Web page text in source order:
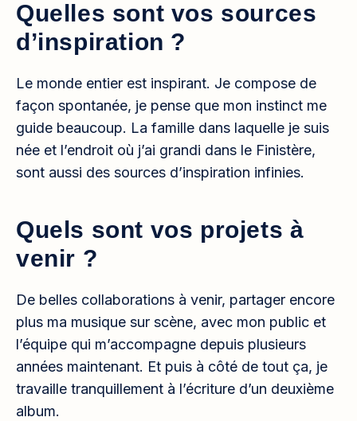
Quelles sont vos sources
d’inspiration ?
Le monde entier est inspirant. Je compose de
façon spontanée, je pense que mon instinct me
guide beaucoup. La famille dans laquelle je suis
née et l’endroit où j’ai grandi dans le Finistère,
sont aussi des sources d’inspiration infinies.
Quels sont vos projets à
venir ?
De belles collaborations à venir, partager encore
plus ma musique sur scène, avec mon public et
l’équipe qui m’accompagne depuis plusieurs
années maintenant. Et puis à côté de tout ça, je
travaille tranquillement à l’écriture d’un deuxième
album.